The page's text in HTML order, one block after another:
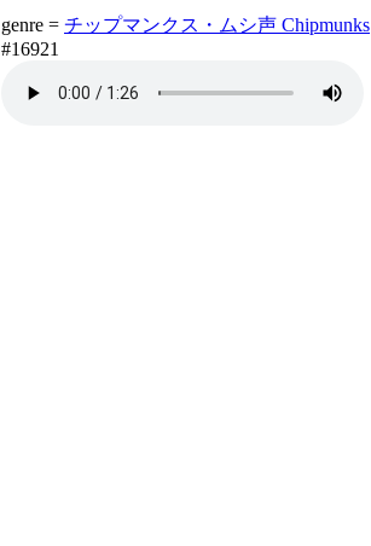
genre = チップマンクス・ムシ声 Chipmunks
#16921